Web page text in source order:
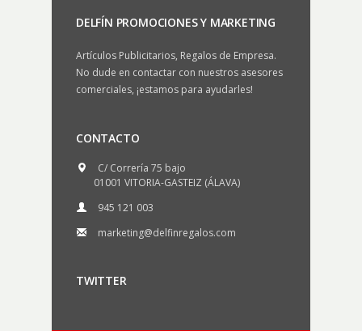
DELFÍN PROMOCIONES Y MARKETING
Artículos Publicitarios, Regalos de Empresa.
No dude en contactar con nuestros asesores
comerciales, ¡estamos para ayudarles!
CONTACTO
C/ Correría 75 bajo
01001 VITORIA-GASTEIZ (ÁLAVA)
945 121 003
marketing@delfinregalos.com
TWITTER